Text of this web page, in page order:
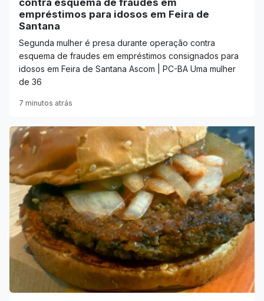
empréstimos para idosos em Feira de
Santana
Segunda mulher é presa durante operação contra
esquema de fraudes em empréstimos consignados para
idosos em Feira de Santana Ascom | PC-BA Uma mulher
de 36
7 minutos atrás